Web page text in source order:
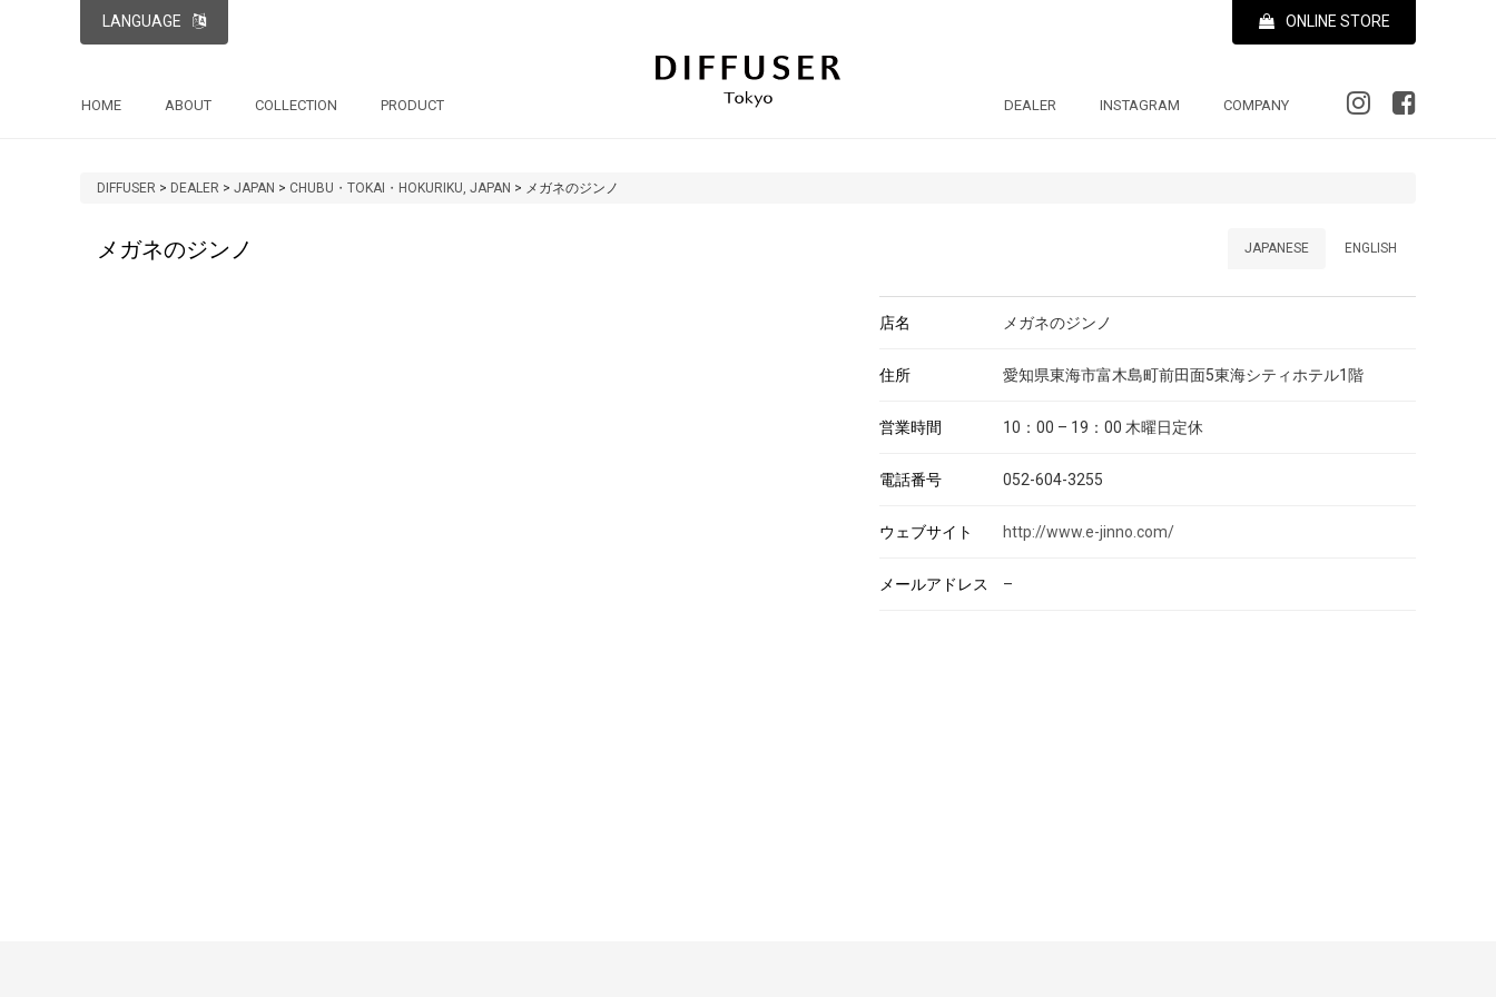
LANGUAGE ONLINE STORE
HOME ABOUT COLLECTION PRODUCT DEALER INSTAGRAM COMPANY
DIFFUSER > DEALER > JAPAN > CHUBU・TOKAI・HOKURIKU, JAPAN > メガネのジンノ
メガネのジンノ ENGLISH
JAPANESE
店名 メガネのジンノ
住所 愛知県東海市富木島町前田面5東海シティホテル1階
営業時間 10：00 – 19：00 木曜日定休
電話番号 052-604-3255
ウェブサイト http://www.e-jinno.com/
メールアドレス –